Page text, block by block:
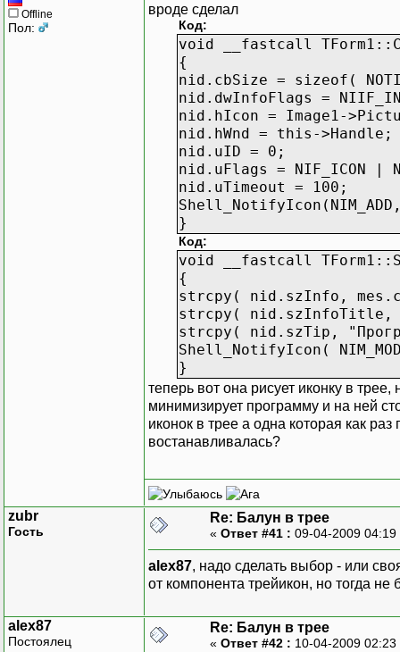
Offline
Пол:
вроде сделал
Код:
void __fastcall
{
nid.cbSize = sizeof(
nid.dwInfoFlags =
nid.hIcon = Image1-
nid.hWnd = this->Handle;
nid.uID = 0;
nid.uFlags = NIF_ICON |
nid.uTimeout = 100;
}
Код:
void __fastcall
{
strcpy( nid.szInfo,
strcpy( nid.szInfoTitle,
strcpy( nid.szTip,
Shell_NotifyIcon(
}
теперь вот она рисует иконку в
минимизирует программу и на ней
иконок в трее а одна которая как
востанавливалась?
zubr
Гость
Re: Балун в трее
« Ответ #41 : 09-04-2009
alex87, надо сделать выбор - или
от компонента трейикон, но тогда не
alex87
Постоялец
Re: Балун в трее
« Ответ #42 : 10-04-2009